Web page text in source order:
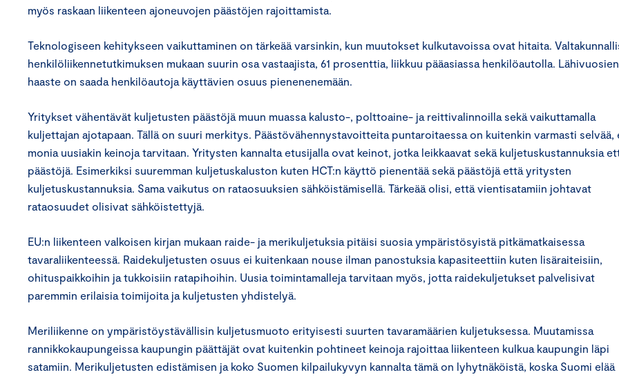
myös raskaan liikenteen ajoneuvojen päästöjen rajoittamista.
Teknologiseen kehitykseen vaikuttaminen on tärkeää varsinkin, kun muutokset kulkutavoissa ovat hitaita.
henkilöliikennetutkimuksen mukaan suurin osa vastaajista, 61 prosenttia, liikkuu pääasiassa henkilöautolla. Lähivuosien
haaste on saada henkilöautoja käyttävien osuus pienenenemään.
Yritykset vähentävät kuljetusten päästöjä muun muassa kalusto-, polttoaine- ja reittivalinnoilla sekä vaikuttamalla
kuljettajan ajotapaan. Tällä on suuri merkitys. Päästövähennystavoitteita puntaroitaessa on kuitenkin varmasti selvää,
monia uusiakin keinoja tarvitaan. Yritysten kannalta etusijalla ovat keinot, jotka leikkaavat sekä kuljetuskustannuksia
päästöjä. Esimerkiksi suuremman kuljetuskaluston kuten HCT:n käyttö pienentää sekä päästöjä että yritysten
kuljetuskustannuksia. Sama vaikutus on rataosuuksien sähköistämisellä. Tärkeää olisi, että vientisatamiin johtavat
rataosuudet olisivat sähköistettyjä.
EU:n liikenteen valkoisen kirjan mukaan raide- ja merikuljetuksia pitäisi suosia ympäristösyistä pitkämatkaisessa
tavaraliikenteessä. Raidekuljetusten osuus ei kuitenkaan nouse ilman panostuksia kapasiteettiin kuten lisäraiteisiin,
ohituspaikkoihin ja tukkoisiin ratapihoihin. Uusia toimintamalleja tarvitaan myös, jotta raidekuljetukset palvelisivat
paremmin erilaisia toimijoita ja kuljetusten yhdistelyä.
Meriliikenne on ympäristöystävällisin kuljetusmuoto erityisesti suurten tavaramäärien kuljetuksessa. Muutamissa
rannikkokaupungeissa kaupungin päättäjät ovat kuitenkin pohtineet keinoja rajoittaa liikenteen kulkua kaupungin läpi
satamiin. Merikuljetusten edistämisen ja koko Suomen kilpailukyvyn kannalta tämä on lyhytnäköistä, koska Suomi elää